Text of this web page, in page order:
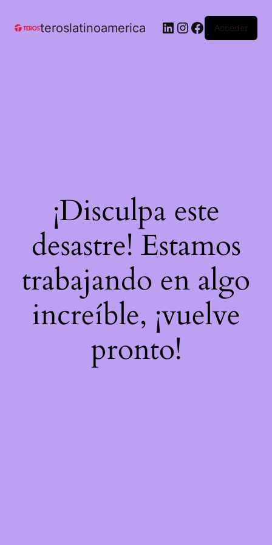
teroslatinoamerica Acceder
¡Disculpa este
desastre! Estamos
trabajando en algo
increíble, ¡vuelve
pronto!